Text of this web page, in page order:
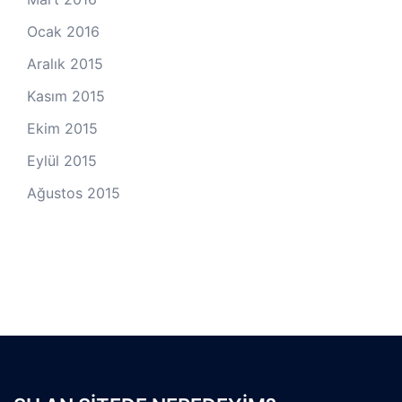
Ocak 2016
Aralık 2015
Kasım 2015
Ekim 2015
Eylül 2015
Ağustos 2015